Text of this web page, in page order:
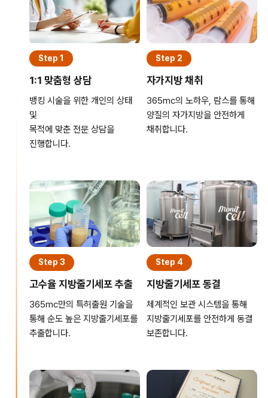
Step 1
1:1 맞춤형 상담
뱅킹 시술을 위한 개인의 상태
및
목적에 맞춘 전문 상담을
진행합니다.
Step 2
자가지방 채취
365mc의 노하우, 람스를 통해
양질의 자가지방을 안전하게
채취합니다.
Step 3
고수율 지방줄기세포 추출
365mc만의 특허출원 기술을
통해 순도 높은 지방줄기세포를
추출합니다.
Step 4
지방줄기세포 동결
체계적인 보관 시스템을 통해
지방줄기세포를 안전하게 동결
보존합니다.